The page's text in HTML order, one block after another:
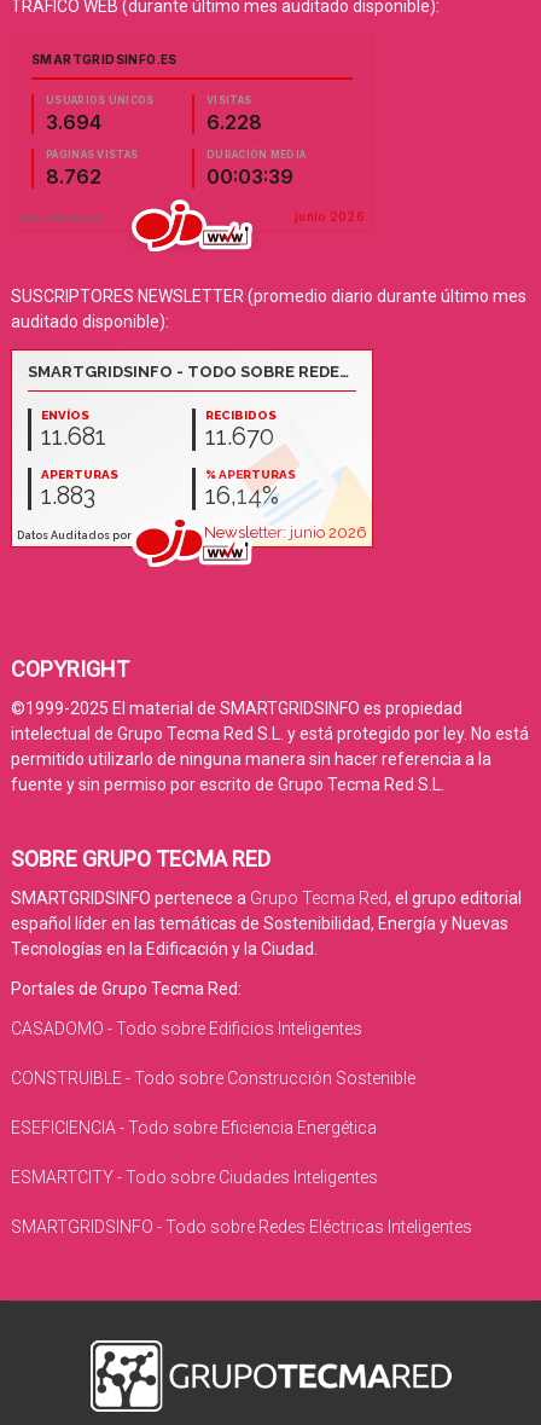
TRÁFICO WEB (durante último mes auditado disponible):
SUSCRIPTORES NEWSLETTER (promedio diario durante último mes
auditado disponible):
COPYRIGHT
©1999-2025 El material de SMARTGRIDSINFO es propiedad
intelectual de Grupo Tecma Red S.L. y está protegido por ley. No está
permitido utilizarlo de ninguna manera sin hacer referencia a la
fuente y sin permiso por escrito de Grupo Tecma Red S.L.
SOBRE GRUPO TECMA RED
SMARTGRIDSINFO pertenece a Grupo Tecma Red, el grupo editorial
español líder en las temáticas de Sostenibilidad, Energía y Nuevas
Tecnologías en la Edificación y la Ciudad.
Portales de Grupo Tecma Red:
CASADOMO - Todo sobre Edificios Inteligentes
CONSTRUIBLE - Todo sobre Construcción Sostenible
ESEFICIENCIA - Todo sobre Eficiencia Energética
ESMARTCITY - Todo sobre Ciudades Inteligentes
SMARTGRIDSINFO - Todo sobre Redes Eléctricas Inteligentes